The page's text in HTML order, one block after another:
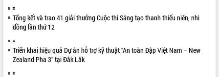
Dự án cao tốc Khánh Hòa - Buôn Ma
Thuột
sản sống” trong dòng chảy toàn cầu
Xây dựng nông thôn mới: Nâng cao đời
Tổng kết và trao 41 giải thưởng Cuộc thi Sáng tạo thanh thiếu niên, nhi
đồng lần thứ 12
Triển khai hiệu quả Dự án hỗ trợ kỹ thuật “An toàn Đập Việt Nam – New
Zealand Pha 3” tại Đắk Lắk